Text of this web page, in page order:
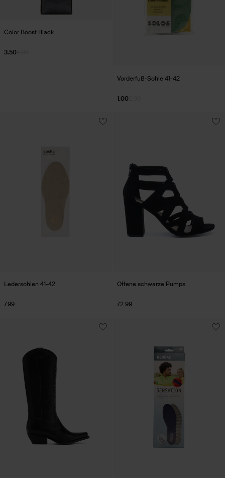
Color Boost Black
3.50
Vorderfuß-Sohle 41-42
1.00
Ledersohlen 41-42
7.99
Offene schwarze Pumps
72.99